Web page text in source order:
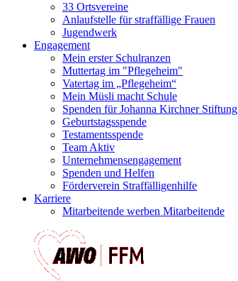
33 Ortsvereine
Anlaufstelle für straffällige Frauen
Jugendwerk
Engagement
Mein erster Schulranzen
Muttertag im "Pflegeheim"
Vatertag im „Pflegeheim“
Mein Müsli macht Schule
Spenden für Johanna Kirchner Stiftung
Geburtstagsspende
Testamentsspende
Team Aktiv
Unternehmensengagement
Spenden und Helfen
Förderverein Straffälligenhilfe
Karriere
Mitarbeitende werben Mitarbeitende